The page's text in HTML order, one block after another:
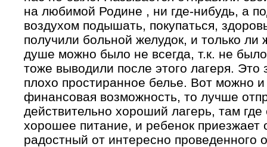
на любимой Родине , ни где-нибудь, а
воздухом подышать, покупаться,
получили больной желудок, и только ли
душе можно было не всегда, т.к. не
тоже выводили после этого лагеря. Это
плохо простиранное белье. Вот можно
финансовая возможность, то лучше
действительно хороший лагерь, там
хорошее питание, и ребенок приезжает
радостный от интересно проведенного